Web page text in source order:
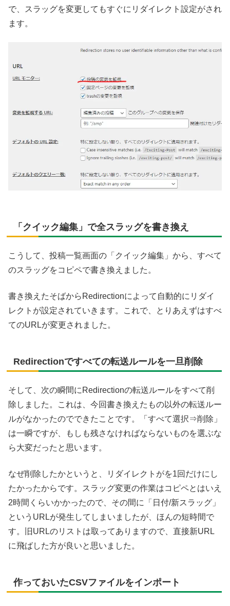
で、スラッグを変更してもすぐにリダイレクト設定がされ
ます。
「クイック編集」で全スラッグを書き換え
こうして、投稿一覧画面の「クイック編集」から、すべて
のスラッグをコピペで書き換えました。
書き換えたそばからRedirectionによって自動的にリダイ
レクトが設定されていきます。これで、とりあえずはすべ
てのURLが変更されました。
Redirectionですべての転送ルールを一旦削除
そして、次の瞬間にRedirectionの転送ルールをすべて削
除しました。これは、今回書き換えたもの以外の転送ルー
ルがなかったのでできたことです。「すべて選択⇒削除」
は一瞬ですが、もしも残さなければならないものを選ぶな
ら大変だったと思います。
なぜ削除したかというと、リダイレクトがを1回だけにし
たかったからです。スラッグ変更の作業はコピペとはいえ
2時間くらいかかったので、その間に「日付/新スラッグ」
というURLが発生してしまいましたが、ほんの短時間で
す。旧URLのリストは取ってありますので、直接新URL
に飛ばした方が良いと思いました。
作っておいたCSVファイルをインポート